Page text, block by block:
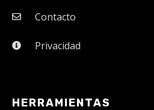
Contacto
Privacidad
HERRAMIENTAS